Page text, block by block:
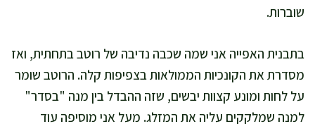
שוברות.
בתבנית האפייה אני שמה שכבה נדיבה של רוטב בתחתית, ואז
מסדרת את הקונכיות הממולאות בצפיפות קלה. הרוטב שומר
על לחות ומונע קצוות יבשים, שזה ההבדל בין מנה "בסדר"
למנה שמלקקים עליה את המזלג. מעל אני מוסיפה עוד